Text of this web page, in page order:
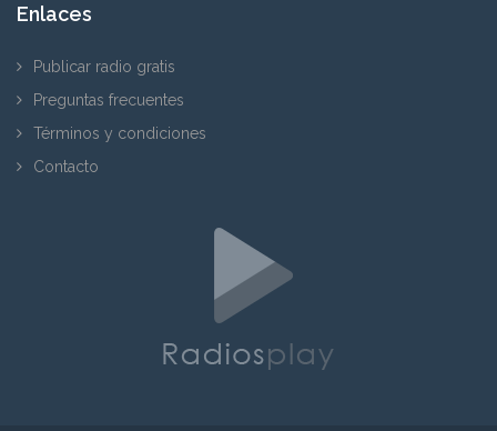
Enlaces
Publicar radio gratis
Preguntas frecuentes
Términos y condiciones
Contacto